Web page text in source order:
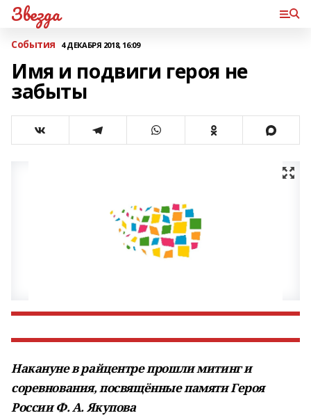
Звезда
События 4 ДЕКАБРЯ 2018, 16:09
Имя и подвиги героя не
забыты
Накануне в райцентре прошли митинг и
соревнования, посвящённые памяти Героя
России Ф. А. Якупова